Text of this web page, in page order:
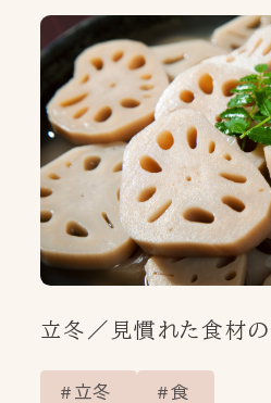
立冬／見慣れた食材
立冬 食